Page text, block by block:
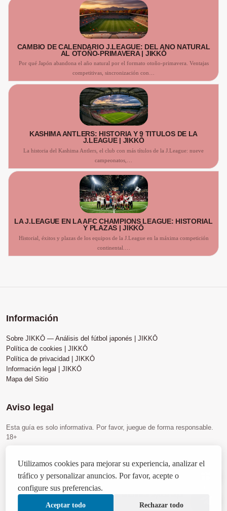
CAMBIÓ DE CALENDARIO J.LEAGUE: DEL AÑO NATURAL
AL OTOÑO-PRIMAVERA | JIKKŌ
Por qué Japón abandona el año natural por el formato otoño-primavera. Ventajas
competitivas, sincronización con…
KASHIMA ANTLERS: HISTORIA Y 9 TÍTULOS DE LA
J.LEAGUE | JIKKŌ
La historia del Kashima Antlers, el club con más títulos de la J.League: nueve
campeonatos,…
LA J.LEAGUE EN LA AFC CHAMPIONS LEAGUE: HISTORIAL
Y PLAZAS | JIKKŌ
Historial, éxitos y plazas de los equipos de la J.League en la máxima competición
continental.…
Información
Sobre JIKKŌ — Análisis del fútbol japonés | JIKKŌ
Política de cookies | JIKKŌ
Política de privacidad | JIKKŌ
Información legal | JIKKŌ
Mapa del Sitio
Aviso legal
Esta guía es solo informativa. Por favor, juegue de forma responsable.
18+
aceptanuestra política
Este sitio contiene enlaces de afiliados. Podemos recibir una comisión si
realiza una compra a través de ellos, sin costo adicional para usted.
Si tiene problemas con el juego, puede encontrar ayuda
Utilizamos cookies para mejorar su experiencia, analizar el
tráfico y personalizar anuncios. Por favor, acepte o
configure sus preferencias.
Aceptar todo Rechazar todo